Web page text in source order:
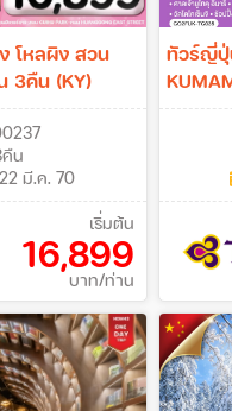
โหลผิง สวน
3คืน (KY)
น
มี.ค. 70
เริ่มต้น
16,899
บาท/ท่าน
ทัวร์ญี่ปุ่
[TG]